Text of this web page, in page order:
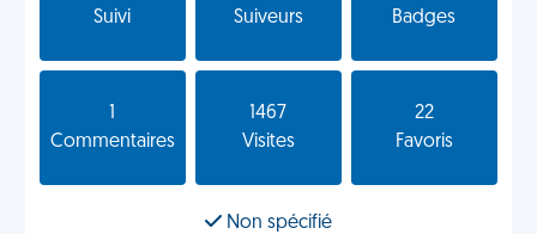
Suivi
Suiveurs
Badges
Commentaires
1467
Visites
22
Favoris
Non spécifié